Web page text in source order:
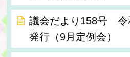
議会だより158号 令
発行（9月定例会）